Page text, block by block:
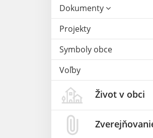
Dokumenty
Projekty
Symboly obce
Voľby
Život v obci